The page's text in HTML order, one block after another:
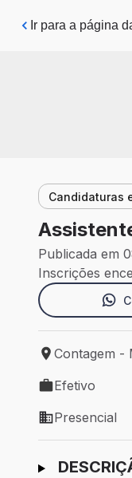
Pular para o
Ir para a página
Candidaturas
Publicada em
Inscrições
Local de
Contagem -
Tipo de vaga:
Efetivo
Modelo de
Presencial
Ir para